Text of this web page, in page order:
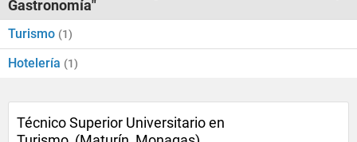
Gastronomía"
Turismo (1)
Hotelería (1)
Técnico Superior Universitario en